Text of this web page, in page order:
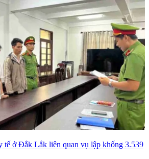
tế ở Đắk Lắk liên quan vụ lập khống 3.539